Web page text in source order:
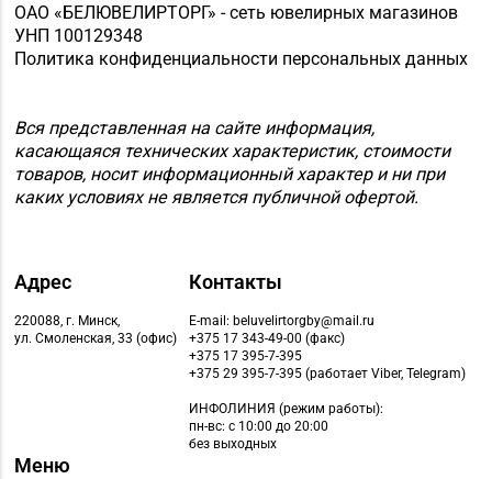
ОАО «БЕЛЮВЕЛИРТОРГ» - сеть ювелирных магазинов
УНП 100129348
Политика конфиденциальности персональных данных
Вся представленная на сайте информация,
касающаяся технических характеристик, стоимости
товаров, носит информационный характер и ни при
каких условиях не является публичной офертой.
Адрес
220088, г. Минск,
ул. Смоленская, 33 (офис)
Контакты
E-mail: beluvelirtorgby@mail.ru
+375 17 343-49-00 (факс)
+375 17 395-7-395
+375 29 395-7-395 (работает Viber, Telegram)
ИНФОЛИНИЯ (режим работы):
пн-вс: с 10:00 до 20:00
без выходных
Меню